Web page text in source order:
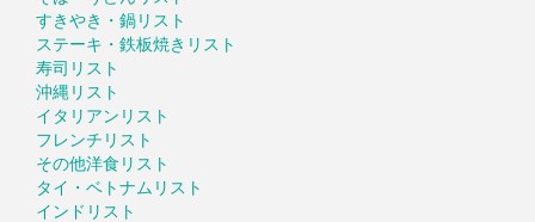
すきやき・鍋リスト
ステーキ・鉄板焼きリスト
寿司リスト
沖縄リスト
イタリアンリスト
フレンチリスト
その他洋食リスト
タイ・ベトナムリスト
インドリスト